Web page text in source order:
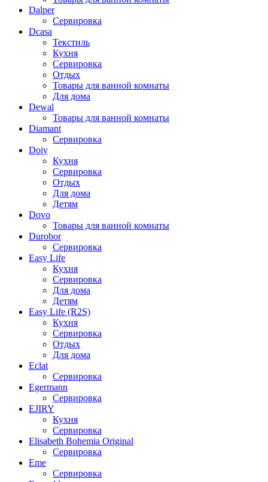
Dalper
Сервировка
Dcasa
Текстиль
Кухня
Сервировка
Отдых
Товары для ванной комнаты
Для дома
Dewal
Товары для ванной комнаты
Diamant
Сервировка
Doiy
Кухня
Сервировка
Отдых
Для дома
Детям
Dovo
Товары для ванной комнаты
Durobor
Сервировка
Easy Life
Кухня
Сервировка
Для дома
Детям
Easy Life (R2S)
Кухня
Сервировка
Отдых
Для дома
Eclat
Сервировка
Egermann
Сервировка
EJIRY
Кухня
Сервировка
Elisabeth Bohemia Original
Сервировка
Eme
Сервировка